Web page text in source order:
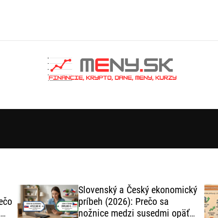
Slovenský a Český ekonomický
príbeh (2026): Prečo sa
nožnice medzi susedmi opäť